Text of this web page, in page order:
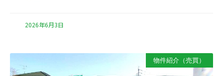
2026年6月3日
物件紹介（売買）